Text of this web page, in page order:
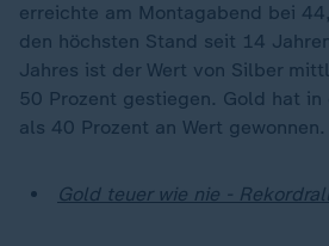
erreichte am Montagabend bei
den höchsten Stand seit 14
Jahres ist der Wert von Silber
50 Prozent gestiegen. Gold hat in
als 40 Prozent an Wert gewonnen.
Gold teuer wie nie -